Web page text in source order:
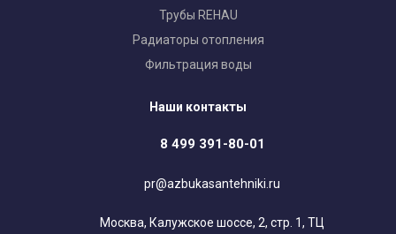
Трубы REHAU
Радиаторы отопления
Фильтрация воды
Наши контакты
8 499 391-80-01
pr@azbukasantehniki.ru
Москва, Калужское шоссе, 2, стр. 1, ТЦ